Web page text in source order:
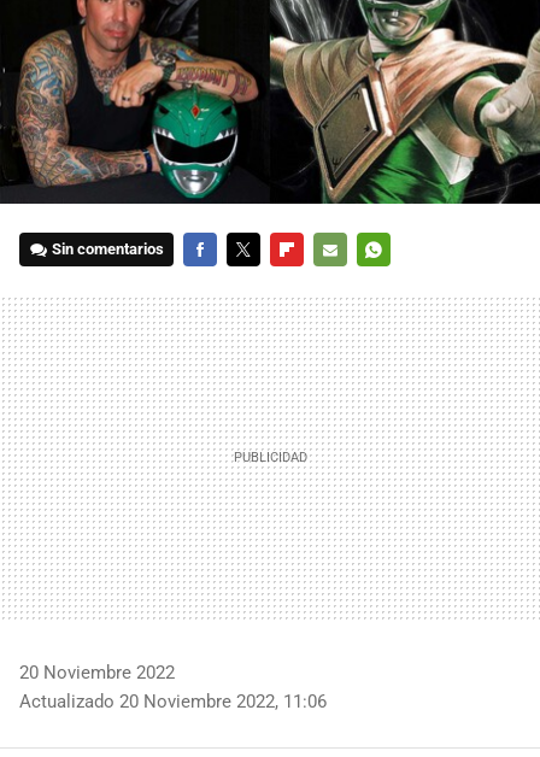
Sin comentarios
MAIL
20 Noviembre 2022
Actualizado 20 Noviembre 2022, 11:06